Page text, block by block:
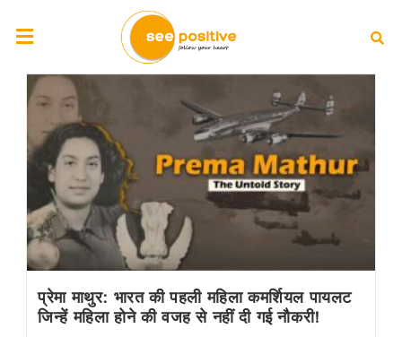
प्रेमा माथुर: भारत की पहली महिला कमर्शियल पायलट
जिन्हें महिला होने की वजह से नहीं दी गई नौकरी!